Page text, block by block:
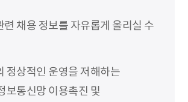
련 채용 정보를 자유롭게 올리실 수
정상적인 운영을 저해하는
보통신망 이용촉진 및